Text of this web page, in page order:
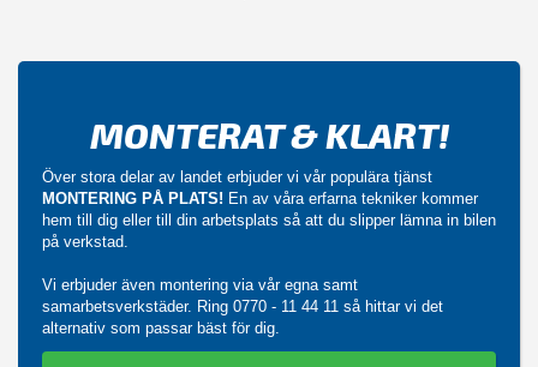
MONTERAT & KLART!
Över stora delar av landet erbjuder vi vår populära tjänst
MONTERING PÅ PLATS! En av våra erfarna tekniker kommer
hem till dig eller till din arbetsplats så att du slipper lämna in bilen
på verkstad.
Vi erbjuder även montering via vår egna samt
samarbetsverkstäder. Ring 0770 - 11 44 11 så hittar vi det
alternativ som passar bäst för dig.